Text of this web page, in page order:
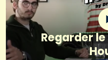
Regarder